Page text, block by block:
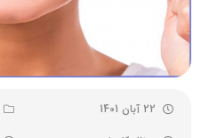
22 آبان 1401